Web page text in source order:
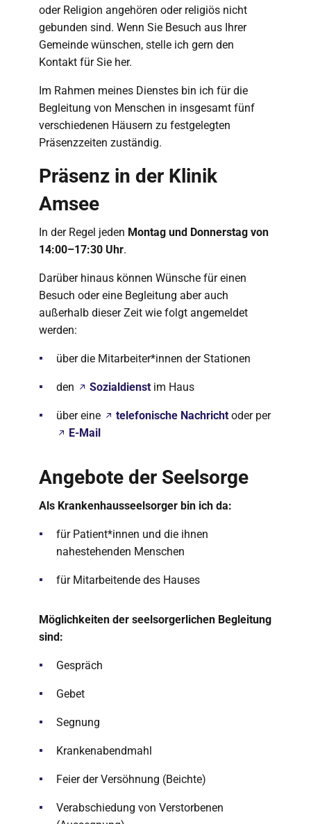
oder Religion angehören oder religiös nicht
gebunden sind. Wenn Sie Besuch aus Ihrer
Gemeinde wünschen, stelle ich gern den
Kontakt für Sie her.
Im Rahmen meines Dienstes bin ich für die
Begleitung von Menschen in insgesamt fünf
verschiedenen Häusern zu festgelegten
Präsenzzeiten zuständig.
Präsenz in der Klinik
Amsee
In der Regel jeden Montag und Donnerstag von
14:00–17:30 Uhr.
Darüber hinaus können Wünsche für einen
Besuch oder eine Begleitung aber auch
außerhalb dieser Zeit wie folgt angemeldet
werden:
über die Mitarbeiter*innen der Stationen
den Sozialdienst im Haus
über eine telefonische Nachricht oder per
E-Mail
Angebote der Seelsorge
Als Krankenhausseelsorger bin ich da:
für Patient*innen und die ihnen
nahestehenden Menschen
für Mitarbeitende des Hauses
Möglichkeiten der seelsorgerlichen Begleitung
sind:
Gespräch
Gebet
Segnung
Krankenabendmahl
Feier der Versöhnung (Beichte)
Verabschiedung von Verstorbenen